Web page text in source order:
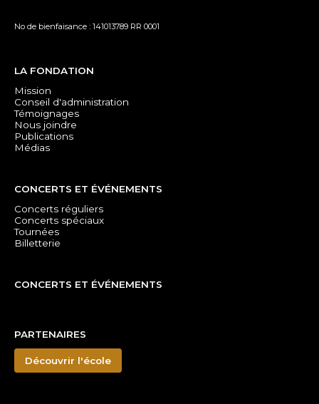
No de bienfaisance : 141013789 RR 0001
LA FONDATION
Mission
Conseil d'administration
Témoignages
Nous joindre
Publications
Médias
CONCERTS ET ÉVÉNEMENTS
Concerts réguliers
Concerts spéciaux
Tournées
Billetterie
CONCERTS ET ÉVÉNEMENTS
PARTENAIRES
Découvrir l'école